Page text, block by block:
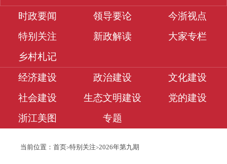
时政要闻 领导要论
今浙视点
特别关注
新政解读
大家专栏
乡村札记
经济建设
政治建设
文化建设
社会建设
生态文明建设
党的建设
浙江美图
专题
当前位置： 首页>特别关注>2026年第九期